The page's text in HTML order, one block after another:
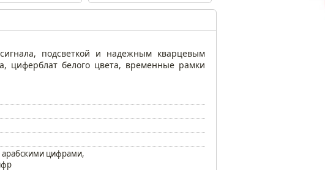
подсветкой и надежным кварцевым
циферблат белого цвета, временные рамки
цифрами,